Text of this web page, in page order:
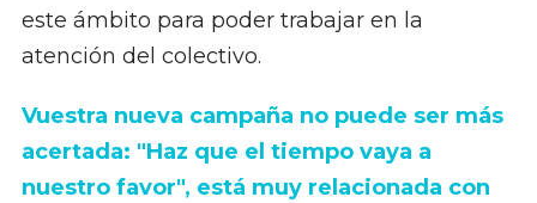
este ámbito para poder trabajar en la
atención del colectivo.
Vuestra nueva campaña no puede ser más
acertada: "Haz que el tiempo vaya a
nuestro favor", está muy relacionada con